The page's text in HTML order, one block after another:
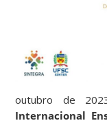
outubro de
Internacional